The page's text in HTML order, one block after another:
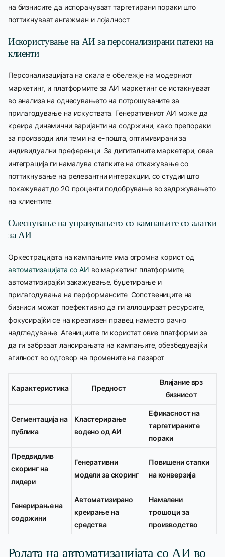
на бизнисите да испорачуваат таргетирани пораки што
поттикнуваат ангажман и лојалност.
Искористување на АИ за персонализирани патеки на
клиенти
Персонализацијата на скала е обележје на модерниот
маркетинг, и платформите за АИ маркетинг се истакнуваат
во анализа на однесувањето на потрошувачите за
прилагодување на искуствата. Генеративниот АИ може да
креира динамични варијанти на содржини, како препораки
за производи или теми на е-пошта, оптимизирани за
индивидуални преференци. За дигиталните маркетери, оваа
интеграција ги намалува стапките на откажување со
поттикнување на релевантни интеракции, со студии што
покажуваат до 20 проценти подобрување во задржувањето
на клиентите.
Олеснување на управувањето со кампањите со алатки
за АИ
Оркестрацијата на кампањите има огромна корист од
автоматизацијата со АИ во маркетинг платформите,
автоматизирајќи закажување, буџетирање и
прилагодувања на перформансите. Сопствениците на
бизниси можат поефективно да ги аллоцираат ресурсите,
фокусирајќи се на креативен правец наместо рачно
надгледување. Агенициите ги користат овие платформи за
да ги забрзаат лансирањата на кампањите, обезбедувајќи
агилност во одговор на промените на пазарот.
Карактеристика Предност
Влијание врз
бизнисот
Сегментација на
публика
Кластерирање
водено од АИ
Ефикасност на
таргетираните
пораки
Предвидлив
скоринг на
лидери
Генеративни
модели за скоринг
Повишени стапки
на конверзија
Генерирање на
содржини
Автоматизирано
креирање на
средства
Намалени
трошоци за
производство
Ролата на автоматизацијата со АИ во